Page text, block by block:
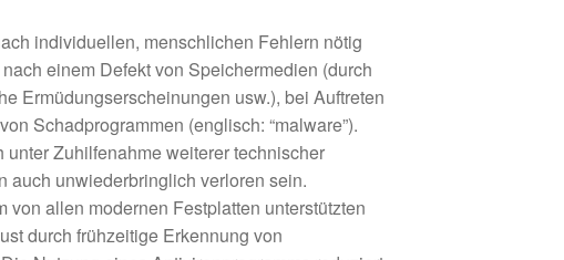
individuellen, menschlichen Fehlern nötig
einem Defekt von Speichermedien (durch
Ermüdungserscheinungen usw.), bei Auftreten
Schadprogrammen (englisch: “malware”).
Zuhilfenahme weiterer technischer
auch unwiederbringlich verloren sein.
allen modernen Festplatten unterstützten
durch frühzeitige Erkennung von